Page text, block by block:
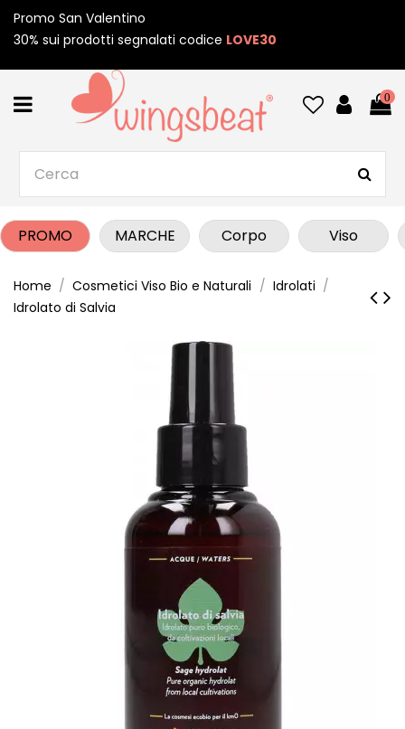
Promo San Valentino
30% sui prodotti segnalati codice LOVE30
0
PROMO MARCHE Corpo Viso
Home Cosmetici Viso Bio e Naturali
Idrolati
Idrolato di Salvia